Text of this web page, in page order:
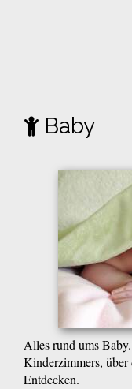
Baby
Alles rund ums
Kinderzimmers,
Entdecken.